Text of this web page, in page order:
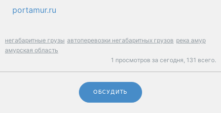
portamur.ru
негабаритные грузы автоперевозки негабаритных грузов река амур
амурская область
1 просмотров за сегодня, 131 всего.
ОБСУДИТЬ